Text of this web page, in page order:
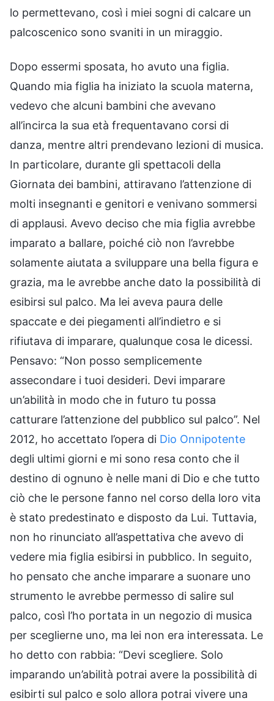
lo permettevano, così i miei sogni di calcare un
palcoscenico sono svaniti in un miraggio.
Dopo essermi sposata, ho avuto una figlia.
Quando mia figlia ha iniziato la scuola materna,
vedevo che alcuni bambini che avevano
all’incirca la sua età frequentavano corsi di
danza, mentre altri prendevano lezioni di musica.
In particolare, durante gli spettacoli della
Giornata dei bambini, attiravano l’attenzione di
molti insegnanti e genitori e venivano sommersi
di applausi. Avevo deciso che mia figlia avrebbe
imparato a ballare, poiché ciò non l’avrebbe
solamente aiutata a sviluppare una bella figura e
grazia, ma le avrebbe anche dato la possibilità di
esibirsi sul palco. Ma lei aveva paura delle
spaccate e dei piegamenti all’indietro e si
rifiutava di imparare, qualunque cosa le dicessi.
Pensavo: “Non posso semplicemente
assecondare i tuoi desideri. Devi imparare
un’abilità in modo che in futuro tu possa
catturare l’attenzione del pubblico sul palco”. Nel
2012, ho accettato l’opera di Dio Onnipotente
degli ultimi giorni e mi sono resa conto che il
destino di ognuno è nelle mani di Dio e che tutto
ciò che le persone fanno nel corso della loro vita
è stato predestinato e disposto da Lui. Tuttavia,
non ho rinunciato all’aspettativa che avevo di
vedere mia figlia esibirsi in pubblico. In seguito,
ho pensato che anche imparare a suonare uno
strumento le avrebbe permesso di salire sul
palco, così l’ho portata in un negozio di musica
per sceglierne uno, ma lei non era interessata. Le
ho detto con rabbia: “Devi scegliere. Solo
imparando un’abilità potrai avere la possibilità di
esibirti sul palco e solo allora potrai vivere una